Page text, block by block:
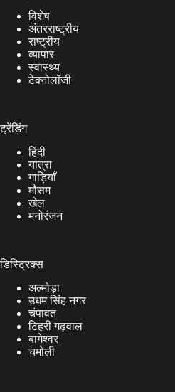
विशेष
अंतरराष्ट्रीय
राष्ट्रीय
व्यापार
स्वास्थ्य
टेक्नोलॉजी
ट्रेंडिंग
हिंदी
यात्रा
गाड़ियाँ
मौसम
खेल
मनोरंजन
डिस्ट्रिक्स
अल्मोड़ा
उधम सिंह नगर
चंपावत
टिहरी गढ़वाल
बागेश्वर
चमोली